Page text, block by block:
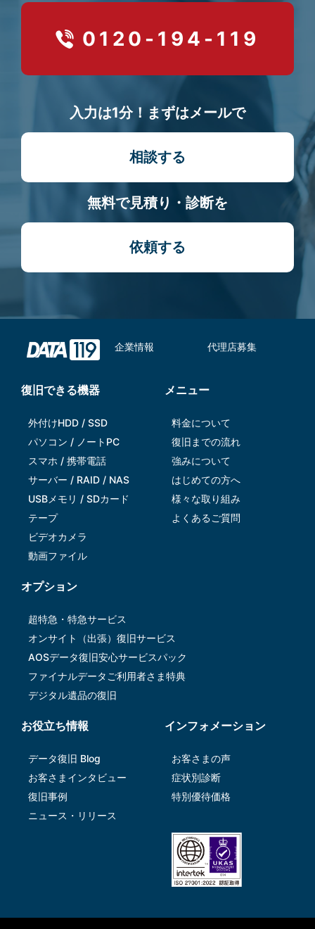
0120-194-119
入力は1分！まずはメールで
相談する
無料で見積り・診断を
依頼する
企業情報 代理店募集
復旧できる機器
外付けHDD / SSD
パソコン / ノートPC
スマホ / 携帯電話
サーバー / RAID / NAS
USBメモリ / SDカード
テープ
ビデオカメラ
動画ファイル
メニュー
料金について
復旧までの流れ
強みについて
はじめての方へ
様々な取り組み
よくあるご質問
オプション
超特急・特急サービス
オンサイト（出張）復旧サービス
AOSデータ復旧安⼼サービスパック
ファイナルデータご利⽤者さま特典
デジタル遺品の復旧
お役立ち情報
データ復旧 Blog
お客さまインタビュー
復旧事例
ニュース・リリース
インフォメーション
お客さまの声
症状別診断
特別優待価格